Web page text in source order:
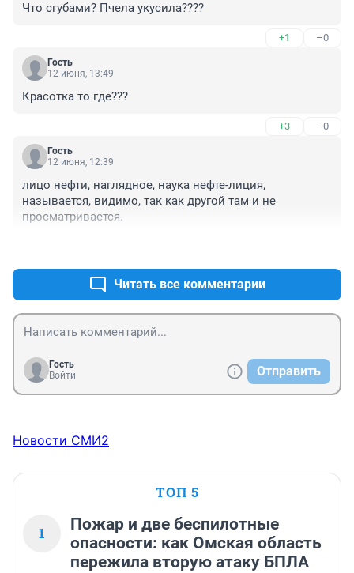
Что сгубами? Пчела укусила????
+1 –0
Гость
12 июня, 13:49
Красотка то где???
+3 –0
Гость
12 июня, 12:39
лицо нефти, наглядное, наука нефте-лиция,
называется, видимо, так как другой там и не
просматривается.
Читать все комментарии
Гость
Войти
Отправить
Новости СМИ2
ТОП 5
1
Пожар и две беспилотные
опасности: как Омская область
пережила вторую атаку БПЛА